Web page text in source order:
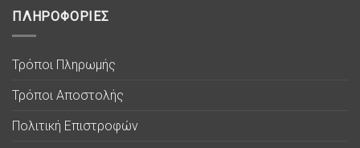
ΠΛΗΡΟΦΟΡΙΕΣ
Τρόποι Πληρωμής
Τρόποι Αποστολής
Πολιτική Επιστροφών